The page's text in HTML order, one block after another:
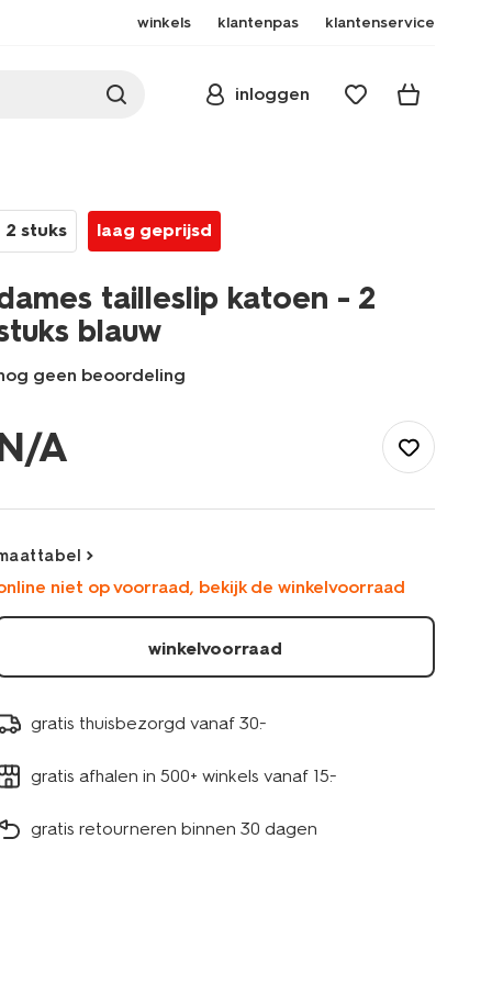
winkels klantenpas klantenservice
inloggen
2 stuks laag geprijsd
tailleslip katoen - 2
blauw
geen beoordeling
tailleslip-
katoen-A
niet op voorraad, bekijk de winkelvoorraad
winkelvoorraad
gratis thuisbezorgd vanaf 30.-
gratis afhalen in 500+ winkels vanaf 15.-
gratis retourneren binnen 30 dagen